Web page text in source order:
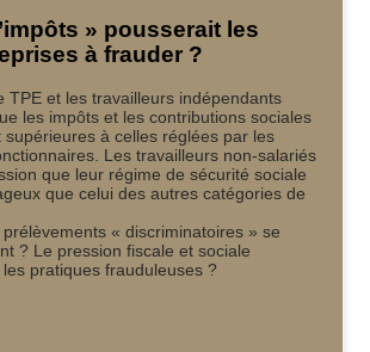
» pousserait les
à frauder ?
TPE et les travailleurs indépendants
les impôts et les contributions sociales
supérieures à celles réglées par les
Les travailleurs non-salariés
que leur régime de sécurité sociale
que celui des autres catégories de
« discriminatoires » se
? Le pression fiscale et sociale
pratiques frauduleuses ?